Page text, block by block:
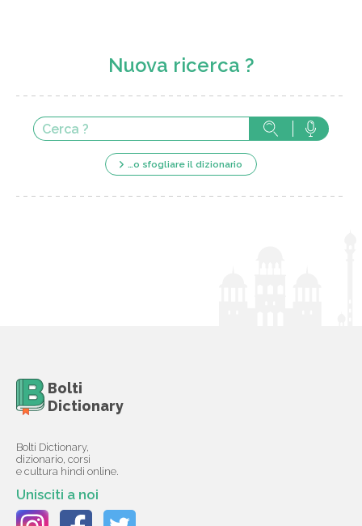
Nuova ricerca ?
…o sfogliare il dizionario
Bolti
Dictionary
Bolti Dictionary,
dizionario, corsi
e cultura hindi online.
Unisciti a noi